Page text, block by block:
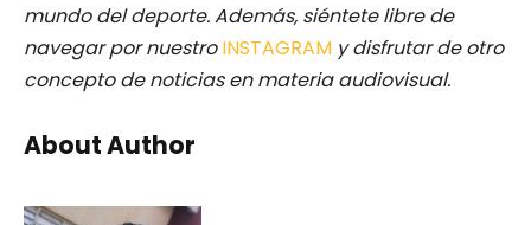
mundo del deporte. Además, siéntete libre de
navegar por nuestro INSTAGRAM y disfrutar de otro
concepto de noticias en materia audiovisual.
About Author